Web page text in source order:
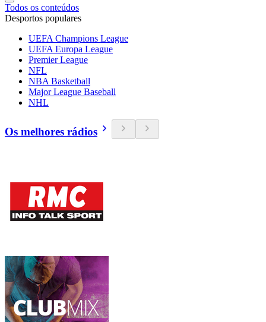
Todos os conteúdos
Desportos populares
UEFA Champions League
UEFA Europa League
Premier League
NFL
NBA Basketball
Major League Baseball
NHL
Os melhores rádios